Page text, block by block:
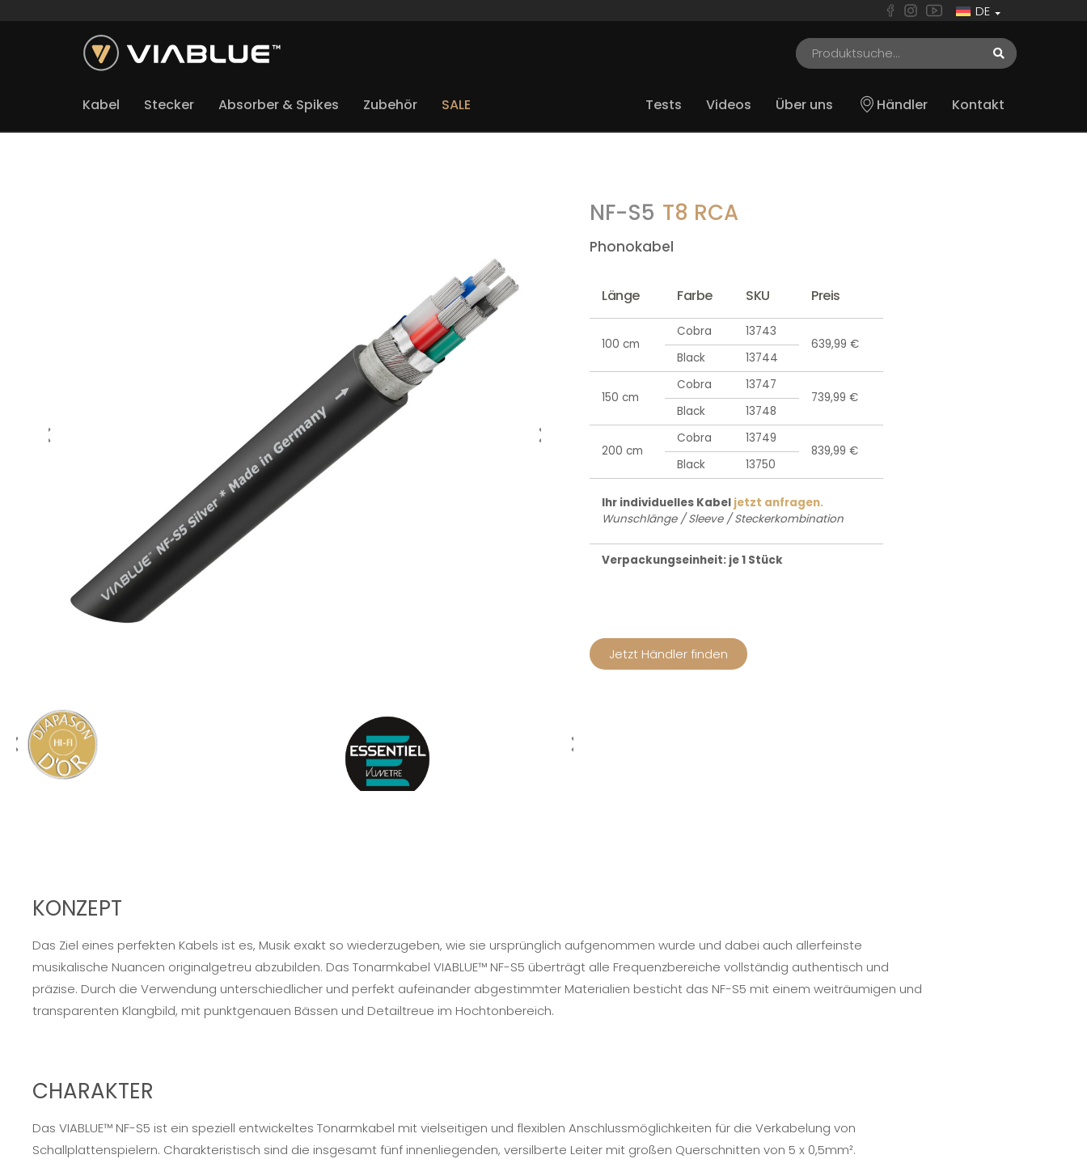
DE
Kabel Stecker Absorber & Spikes Zubehör SALE Tests Videos Über uns Händler Kontakt
NF-S5 T8 RCA
Phonokabel
Länge Farbe SKU Preis
100 cm
Cobra
13743
639,99 €
Black
13744
150 cm
Cobra
13747
739,99 €
Black
13748
200 cm
Cobra
13749
839,99 €
Black
13750
Ihr individuelles Kabel jetzt anfragen.
Wunschlänge / Sleeve / Steckerkombination
Verpackungseinheit: je 1 Stück
Jetzt Händler finden
KONZEPT
Das Ziel eines perfekten Kabels ist es, Musik exakt so wiederzugeben, wie sie ursprünglich aufgenommen wurde und dabei auch allerfeinste
musikalische Nuancen originalgetreu abzubilden. Das Tonarmkabel VIABLUE™ NF-S5 überträgt alle Frequenzbereiche vollständig authentisch und
präzise. Durch die Verwendung unterschiedlicher und perfekt aufeinander abgestimmter Materialien besticht das NF-S5 mit einem weiträumigen und
transparenten Klangbild, mit punktgenauen Bässen und Detailtreue im Hochtonbereich.
CHARAKTER
Das VIABLUE™ NF-S5 ist ein speziell entwickeltes Tonarmkabel mit vielseitigen und flexiblen Anschlussmöglichkeiten für die Verkabelung von
Schallplattenspielern. Charakteristisch sind die insgesamt fünf innenliegenden, versilberte Leiter mit großen Querschnitten von 5 x 0,5mm².